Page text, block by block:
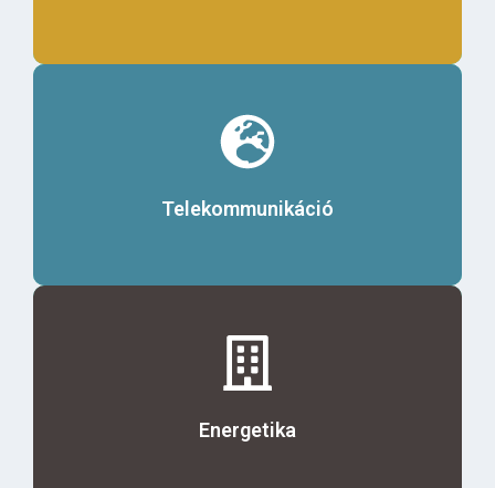
Telekommunikáció
Energetika